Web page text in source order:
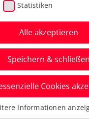
Kostic
nach
ihren 2.
Talent wird bei dem
in Georgiens
gestoppt.
Statistiken
Alle akzeptieren
Speichern & schließen
Cookies
werden für
Informationen